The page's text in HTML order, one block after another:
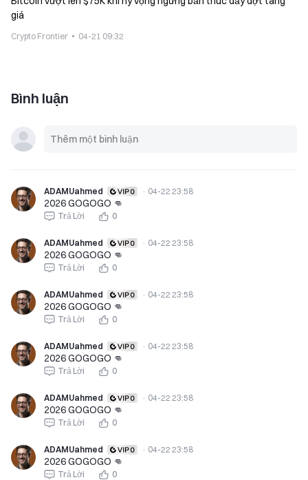
giá
Crypto Frontier 04-21 09:32
Bình luận
ADAMUahmed · 04-22 23:58
2026 GOGOGO 👊
Trả Lời 0
ADAMUahmed · 04-22 23:58
2026 GOGOGO 👊
Trả Lời 0
ADAMUahmed · 04-22 23:58
2026 GOGOGO 👊
Trả Lời 0
ADAMUahmed · 04-22 23:58
2026 GOGOGO 👊
Trả Lời 0
ADAMUahmed · 04-22 23:58
2026 GOGOGO 👊
Trả Lời 0
ADAMUahmed · 04-22 23:58
2026 GOGOGO 👊
Trả Lời 0